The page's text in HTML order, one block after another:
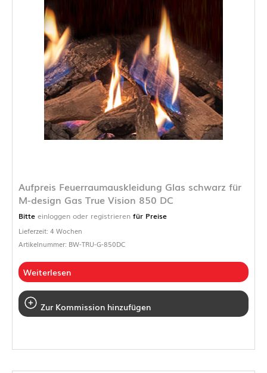
Aufpreis Feuerraumauskleidung Glas schwarz für
M-design Gas True Vision 850 DC
Bitte einloggen oder registrieren für Preise
Lieferzeit: 4 Wochen
Artikelnummer: BW-TRU-G-850DC
Weiterlesen
Zur Kommission hinzufügen